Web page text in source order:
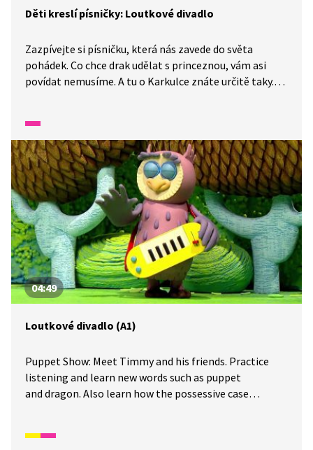
Děti kreslí písničky: Loutkové divadlo
Zazpívejte si písničku, která nás zavede do světa
pohádek. Co chce drak udělat s princeznou, vám asi
povídat nemusíme. A tu o Karkulce znáte určitě taky.
ve videu. Postačí čtvrtka, vodovky, špejle a lepidlo nebo
izolepa.
04:49
Loutkové divadlo (A1)
Puppet Show: Meet Timmy and his friends. Practice
listening and learn new words such as puppet
and dragon. Also learn how the possessive case
prepare a theatrical performance for your friends.